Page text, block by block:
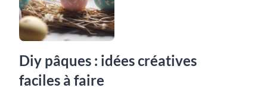
Diy pâques : idées créatives
faciles à faire